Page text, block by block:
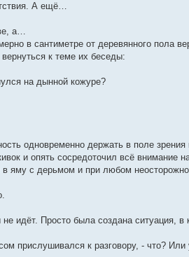
А ещё…
а…
в сантиметре от деревянного пола
к теме их беседы:
на дынной кожуре?
одновременно держать в поле
и опять сосредоточил всё внимание
в яму с дерьмом и при любом
идёт. Просто была создана ситуация, в
прислушивался к разговору, - что? Или